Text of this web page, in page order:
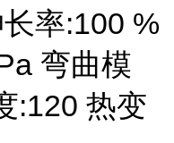
率:100 %
弯曲模
:120 热变